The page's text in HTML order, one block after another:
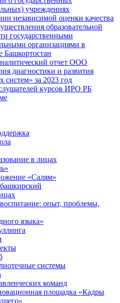
учреждениях
независимой оценки качества
образовательной
государственными
организациями в
Башкортостан
отчет ООО
диагностики и развития
систем» за 2023 год
курсов ИРО РБ
в лицах
«Салям»
опыт, проблемы,
языка»
системы
команд
площадка «Кадры